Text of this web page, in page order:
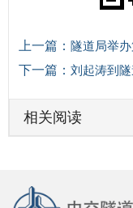
上一篇： 隧道局举
下一篇： 刘起涛到
相关阅读